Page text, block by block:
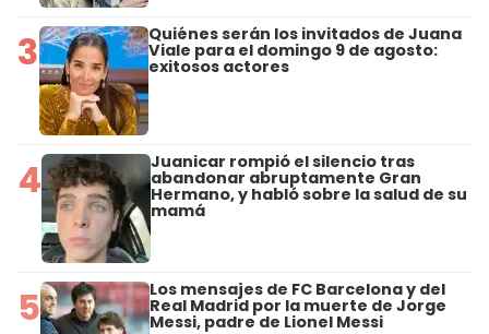
3 Quiénes serán los invitados de Juana
Viale para el domingo 9 de agosto:
exitosos actores
4 Juanicar rompió el silencio tras
abandonar abruptamente Gran
Hermano, y habló sobre la salud de su
mamá
5 Los mensajes de FC Barcelona y del
Real Madrid por la muerte de Jorge
Messi, padre de Lionel Messi